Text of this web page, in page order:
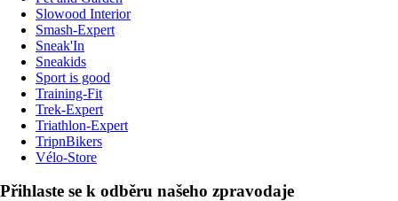
Slowood Interior
Smash-Expert
Sneak'In
Sneakids
Sport is good
Training-Fit
Trek-Expert
Triathlon-Expert
TripnBikers
Vélo-Store
Přihlaste se k odběru našeho zpravodaje